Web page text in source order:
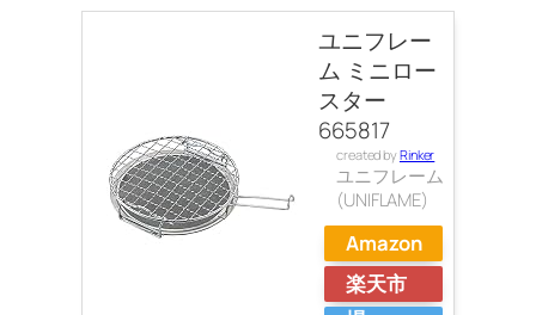
ユニフレー
ム ミニロー
スター
665817
created byRinker
ユニフレーム
(UNIFLAME)
Amazon
楽天市